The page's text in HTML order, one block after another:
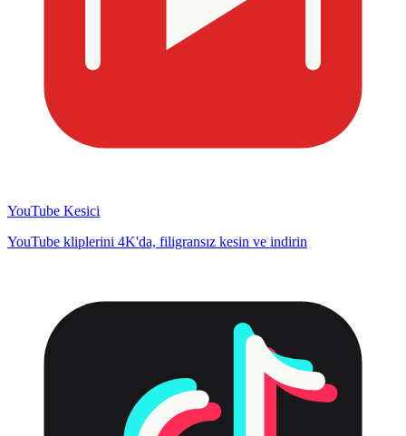
YouTube Kesici
YouTube kliplerini 4K'da, filigransız kesin ve indirin